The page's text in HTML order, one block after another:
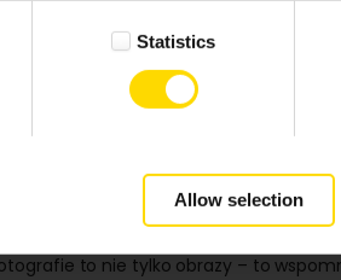
Statistics
Allow selection
to nie tylko obrazy – to